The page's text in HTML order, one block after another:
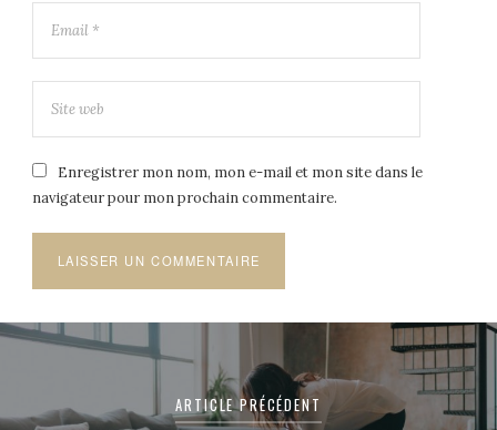
Enregistrer mon nom, mon e-mail et mon site dans le
navigateur pour mon prochain commentaire.
Navigation
ARTICLE PRÉCÉDENT